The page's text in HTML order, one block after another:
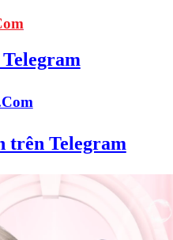
trên Telegram